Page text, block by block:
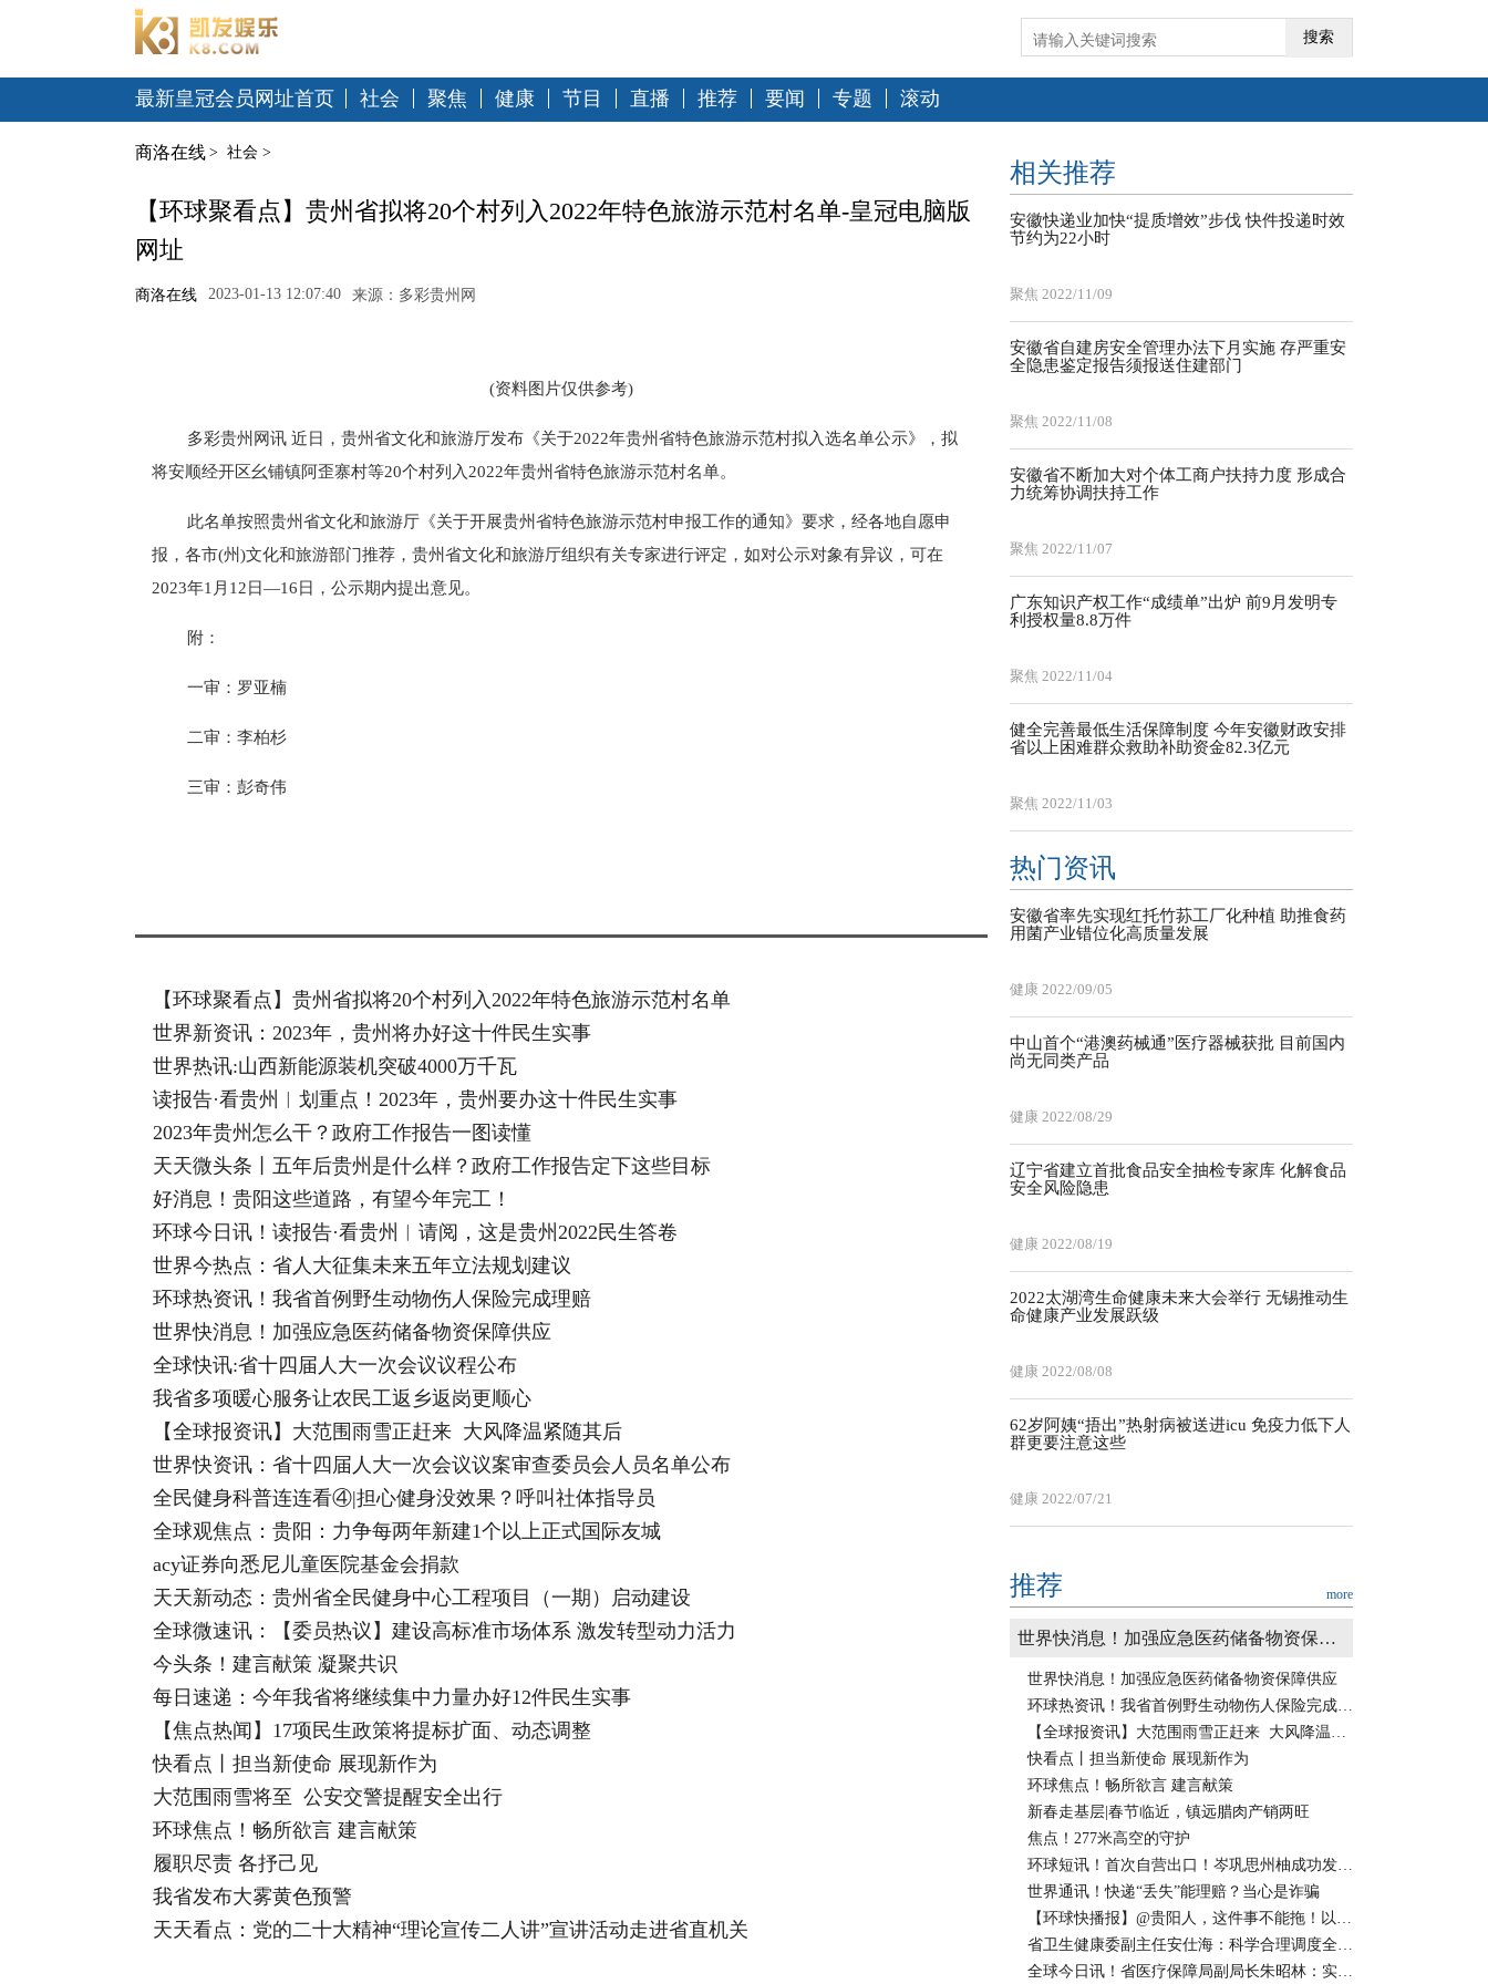
搜索
最新皇冠会员网址首页 社会 聚焦 健康 节目 直播 推荐 要闻 专题 滚动
商洛在线 > 社会 >
【环球聚看点】贵州省拟将20个村列入2022年特色旅游示范村名单-皇冠电脑版
网址
商洛在线 2023-01-13 12:07:40 来源：多彩贵州网
(资料图片仅供参考)
多彩贵州网讯 近日，贵州省文化和旅游厅发布《关于2022年贵州省特色旅游示范村拟入选名单公示》，拟
将安顺经开区幺铺镇阿歪寨村等20个村列入2022年贵州省特色旅游示范村名单。
此名单按照贵州省文化和旅游厅《关于开展贵州省特色旅游示范村申报工作的通知》要求，经各地自愿申
报，各市(州)文化和旅游部门推荐，贵州省文化和旅游厅组织有关专家进行评定，如对公示对象有异议，可在
2023年1月12日—16日，公示期内提出意见。
附：
一审：罗亚楠
二审：李柏杉
三审：彭奇伟
【环球聚看点】贵州省拟将20个村列入2022年特色旅游示范村名单
世界新资讯：2023年，贵州将办好这十件民生实事
世界热讯:山西新能源装机突破4000万千瓦
读报告·看贵州︱划重点！2023年，贵州要办这十件民生实事
2023年贵州怎么干？政府工作报告一图读懂
天天微头条丨五年后贵州是什么样？政府工作报告定下这些目标
好消息！贵阳这些道路，有望今年完工！
环球今日讯！读报告·看贵州︱请阅，这是贵州2022民生答卷
世界今热点：省人大征集未来五年立法规划建议
环球热资讯！我省首例野生动物伤人保险完成理赔
世界快消息！加强应急医药储备物资保障供应
全球快讯:省十四届人大一次会议议程公布
我省多项暖心服务让农民工返乡返岗更顺心
【全球报资讯】大范围雨雪正赶来 大风降温紧随其后
世界快资讯：省十四届人大一次会议议案审查委员会人员名单公布
全民健身科普连连看④|担心健身没效果？呼叫社体指导员
全球观焦点：贵阳：力争每两年新建1个以上正式国际友城
acy证券向悉尼儿童医院基金会捐款
天天新动态：贵州省全民健身中心工程项目（一期）启动建设
全球微速讯：【委员热议】建设高标准市场体系 激发转型动力活力
今头条！建言献策 凝聚共识
每日速递：今年我省将继续集中力量办好12件民生实事
【焦点热闻】17项民生政策将提标扩面、动态调整
快看点丨担当新使命 展现新作为
大范围雨雪将至 公安交警提醒安全出行
环球焦点！畅所欲言 建言献策
履职尽责 各抒己见
我省发布大雾黄色预警
天天看点：党的二十大精神“理论宣传二人讲”宣讲活动走进省直机关
相关推荐
安徽快递业加快“提质增效”步伐 快件投递时效
节约为22小时
聚焦 2022/11/09
安徽省自建房安全管理办法下月实施 存严重安
全隐患鉴定报告须报送住建部门
聚焦 2022/11/08
安徽省不断加大对个体工商户扶持力度 形成合
力统筹协调扶持工作
聚焦 2022/11/07
广东知识产权工作“成绩单”出炉 前9月发明专
利授权量8.8万件
聚焦 2022/11/04
健全完善最低生活保障制度 今年安徽财政安排
省以上困难群众救助补助资金82.3亿元
聚焦 2022/11/03
热门资讯
安徽省率先实现红托竹荪工厂化种植 助推食药
用菌产业错位化高质量发展
健康 2022/09/05
中山首个“港澳药械通”医疗器械获批 目前国内
尚无同类产品
健康 2022/08/29
辽宁省建立首批食品安全抽检专家库 化解食品
安全风险隐患
健康 2022/08/19
2022太湖湾生命健康未来大会举行 无锡推动生
命健康产业发展跃级
健康 2022/08/08
62岁阿姨“捂出”热射病被送进icu 免疫力低下人
群更要注意这些
健康 2022/07/21
推荐 more
世界快消息！加强应急医药储备物资保障供应
世界快消息！加强应急医药储备物资保障供应
环球热资讯！我省首例野生动物伤人保险完成理赔
【全球报资讯】大范围雨雪正赶来 大风降温紧随其后
快看点丨担当新使命 展现新作为
环球焦点！畅所欲言 建言献策
新春走基层|春节临近，镇远腊肉产销两旺
焦点！277米高空的守护
环球短讯！首次自营出口！岑巩思州柚成功发往俄罗斯
世界通讯！快递“丢失”能理赔？当心是诈骗
【环球快播报】@贵阳人，这件事不能拖！以免影响微征信
省卫生健康委副主任安仕海：科学合理调度全省医疗资源和力量，保障群众就医需求
全球今日讯！省医疗保障局副局长朱昭林：实施“乙类乙管”后，医保部门从三方面进行治疗费用保障